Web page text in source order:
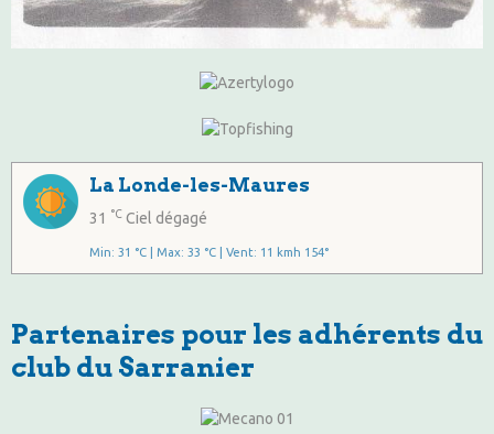
La Londe-les-Maures
31 °C Ciel dégagé
Min: 31 °C | Max: 33 °C | Vent: 11 kmh 154°
Partenaires pour les adhérents du
club du Sarranier